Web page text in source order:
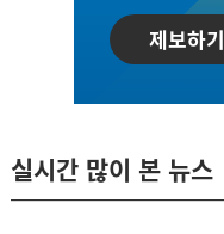
제보하기
실시간 많이 본 뉴스